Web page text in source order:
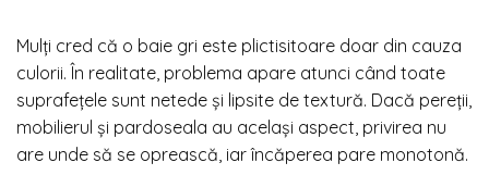
Mulți cred că o baie gri este plictisitoare doar din cauza
culorii. În realitate, problema apare atunci când toate
suprafețele sunt netede și lipsite de textură. Dacă pereții,
mobilierul și pardoseala au același aspect, privirea nu
are unde să se oprească, iar încăperea pare monotonă.